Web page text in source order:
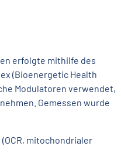
erfolgte mithilfe des
(Bioenergetic Health
Modulatoren verwendet,
Gemessen wurde
mitochondrialer